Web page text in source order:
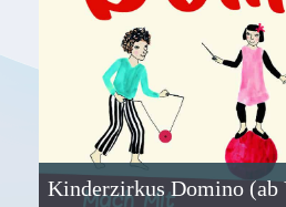
Kinderzirkus Domino (ab